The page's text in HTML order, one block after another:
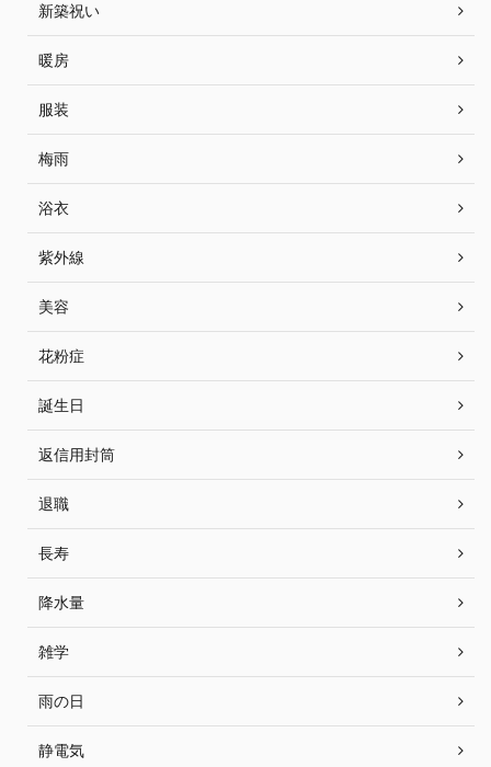
新築祝い
暖房
服装
梅雨
浴衣
紫外線
美容
花粉症
誕生日
返信用封筒
退職
長寿
降水量
雑学
雨の日
静電気